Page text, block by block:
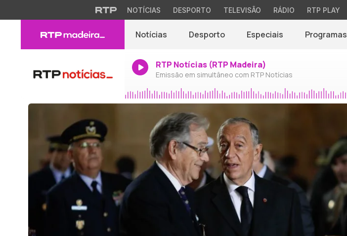
NOTÍCIAS DESPORTO TELEVISÃO RÁDIO RTP PLAY
Notícias Desporto Especiais Programas
RTP Notícias (RTP Madeira)
Emissão em simultâneo com RTP Notícias